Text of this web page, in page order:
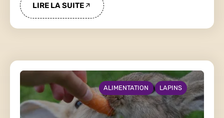
LIRE LA SUITE
ALIMENTATION LAPINS